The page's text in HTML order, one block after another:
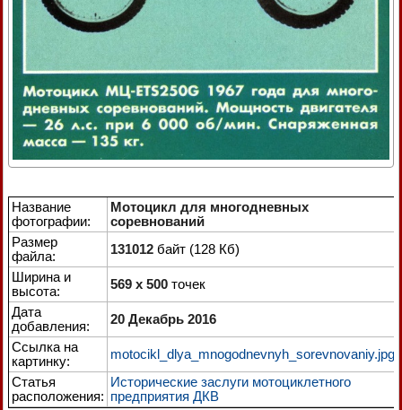
Название
фотографии:
Мотоцикл для многодневных
соревнований
Размер
файла:
131012 байт (128 Кб)
Ширина и
высота:
569 x 500 точек
Дата
добавления:
20 Декабрь 2016
Ссылка на
картинку:
motocikl_dlya_mnogodnevnyh_sorevnovaniy.jpg
Статья
расположения:
Исторические заслуги мотоциклетного
предприятия ДКВ